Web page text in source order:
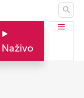
Naživo